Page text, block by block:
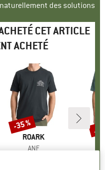
des solutions
CET ARTICLE
ACHETÉ
MARQUE
ROARK
Article
ANF
Remise
-35 %